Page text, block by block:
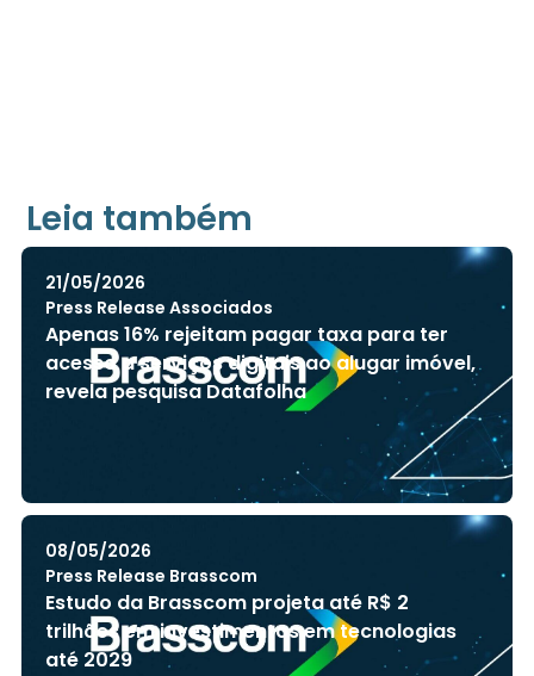
Leia também
21/05/2026
Press Release Associados
Apenas 16% rejeitam pagar taxa para ter
acesso a serviços digitais ao alugar imóvel,
revela pesquisa Datafolha
08/05/2026
Press Release Brasscom
Estudo da Brasscom projeta até R$ 2
trilhões em investimentos em tecnologias
até 2029